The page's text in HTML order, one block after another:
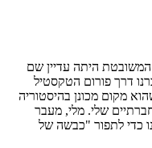
היתה עדיין שם
דרך פורום הטקסטיל
מקום מכונן בהיסטוריה
שלי. מלי, מעבר
כדי לתפור "כבשה של